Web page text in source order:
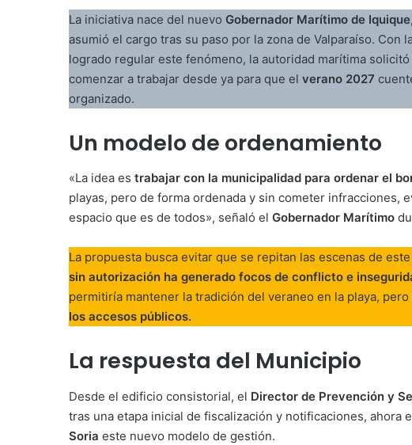
La iniciativa nace del nuevo Gobernador Marítimo de Iquique,
asumió el cargo tras su paso por la zona de Valparaíso. Con
logrado regular este fenómeno, la autoridad marítima
comenzar a trabajar desde ya para que el verano 2027
organizado.
Un modelo de ordenamiento
«La idea es trabajar con la municipalidad para ordenar el
playas, pero de forma ordenada y sin cometer infracciones,
espacio que es de todos», señaló el Gobernador Marítimo
La propuesta busca evitar que se repitan las escenas de
sin autorización ha generado focos de conflicto e
permitiría mantener la tradición del veraneo en la playa, pero
los accesos públicos.
La respuesta del Municipio
Desde el edificio consistorial, el Director de Prevención y
tras una etapa inicial de fiscalización y notificaciones, ahora
Soria este nuevo modelo de gestión.